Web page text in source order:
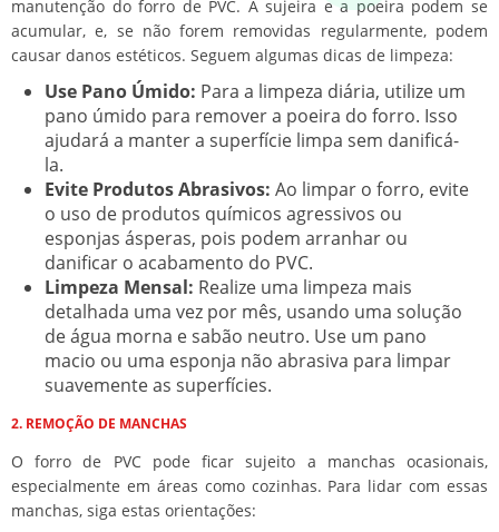
manutenção do forro de PVC. A sujeira e a poeira podem se
acumular, e, se não forem removidas regularmente, podem
causar danos estéticos. Seguem algumas dicas de limpeza:
Use Pano Úmido: Para a limpeza diária, utilize um
pano úmido para remover a poeira do forro. Isso
ajudará a manter a superfície limpa sem danificá-
la.
Evite Produtos Abrasivos: Ao limpar o forro, evite
o uso de produtos químicos agressivos ou
esponjas ásperas, pois podem arranhar ou
danificar o acabamento do PVC.
Limpeza Mensal: Realize uma limpeza mais
detalhada uma vez por mês, usando uma solução
de água morna e sabão neutro. Use um pano
macio ou uma esponja não abrasiva para limpar
suavemente as superfícies.
2. REMOÇÃO DE MANCHAS
O forro de PVC pode ficar sujeito a manchas ocasionais,
especialmente em áreas como cozinhas. Para lidar com essas
manchas, siga estas orientações: